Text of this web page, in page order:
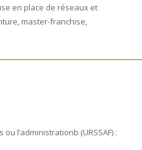
en place de réseaux et
master-franchise,
l’administrationb (URSSAF) :